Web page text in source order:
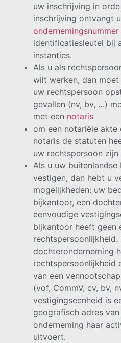
uw inschrijving in
inschrijving ontvangt
ondernemingsnummer
identificatiesleutel bij
instanties.
Als u als
wilt werken, dan
uw rechtspersoon
gevallen (nv, bv, …)
met een notaris
om een notariële
notaris de statuten
uw rechtspersoon zijn
Als u uw
vestigen, dan hebt u
mogelijkheden: uw
bijkantoor, een
eenvoudige
bijkantoor heeft geen
rechtspersoonlijkheid.
dochteronderneming
rechtspersoonlijkheid
van een
(vof, CommV, cv, bv,
vestigingseenheid is
geografisch adres
onderneming haar
uitvoert.